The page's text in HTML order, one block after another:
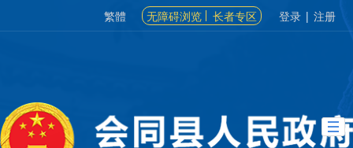
繁體 无障碍浏览 长者专区 登录 | 注册